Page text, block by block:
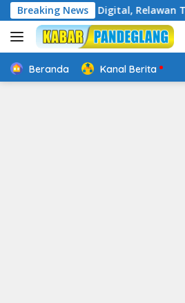
Langsung
ke
konten
Breaking News
Cakap Digital, Relawan TIK
Beranda Kanal Berita